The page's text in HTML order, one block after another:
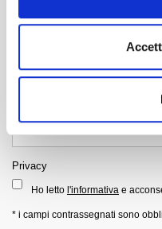
Privacy
Ho letto l'informativa e
* i campi contrassegnati sono